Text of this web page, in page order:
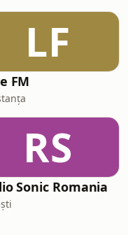
LF
FM
RS
Sonic Romania